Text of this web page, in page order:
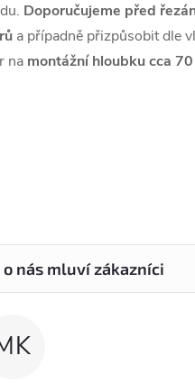
Doporučujeme před
a případně přizpůsobit dle
na montážní hloubku cca